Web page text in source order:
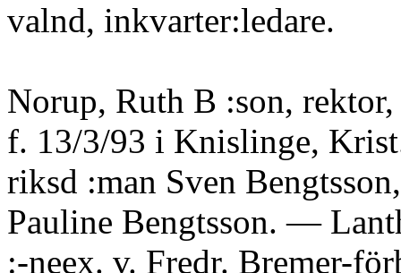
valnd, inkvarter:ledare.
Norup, Ruth B :son,
f. 13/3/93 i Knislinge,
riksd :man Sven
Pauline Bengtsson. —
:-neex. v. Fredr. Bremer-